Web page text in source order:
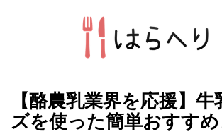
【酪農乳業界を応援】
ズを使った簡単おすす